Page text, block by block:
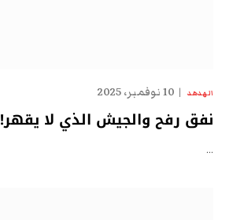
الهدهد 10 نوفمبر، 2025
نفق رفح والجيش الذي لا يقهر!
…